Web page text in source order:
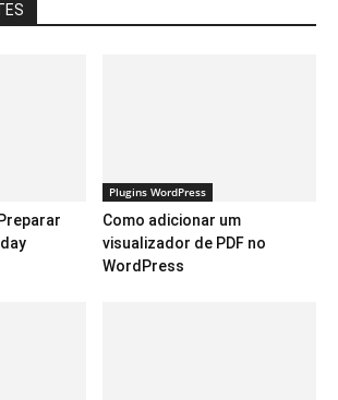
Plugins WordPress
Como adicionar um
visualizador de PDF no
WordPress